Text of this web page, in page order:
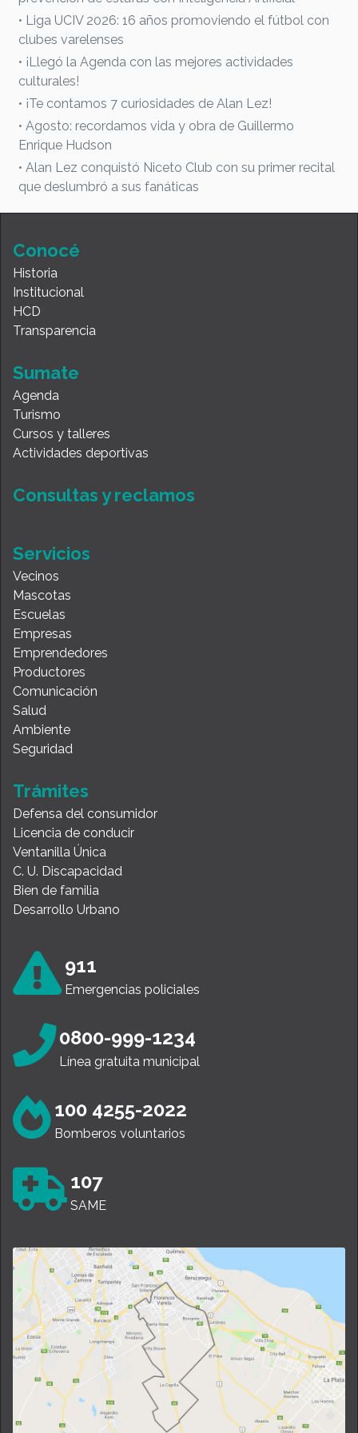
• Liga UCIV 2026: 16 años promoviendo el fútbol con
clubes varelenses
• ¡Llegó la Agenda con las mejores actividades
culturales!
• ¡Te contamos 7 curiosidades de Alan Lez!
• Agosto: recordamos vida y obra de Guillermo
Enrique Hudson
• Alan Lez conquistó Niceto Club con su primer recital
que deslumbró a sus fanáticas
Conocé
Historia
Institucional
HCD
Transparencia
Sumate
Agenda
Turismo
Cursos y talleres
Actividades deportivas
Consultas y reclamos
Servicios
Vecinos
Mascotas
Escuelas
Empresas
Emprendedores
Productores
Comunicación
Salud
Ambiente
Seguridad
Trámites
Defensa del consumidor
Licencia de conducir
Ventanilla Única
C. U. Discapacidad
Bien de familia
Desarrollo Urbano
911
Emergencias policiales
0800-999-1234
Línea gratuita municipal
100 4255-2022
Bomberos voluntarios
107
SAME